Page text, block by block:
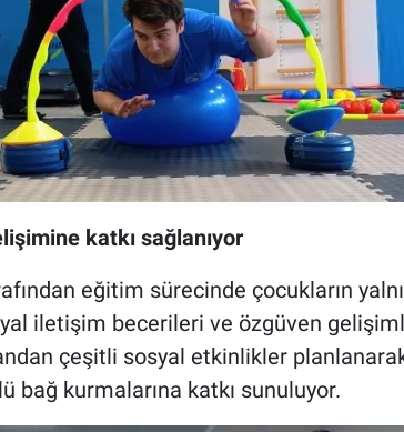
katkı sağlanıyor
eğitim sürecinde çocukların
iletişim becerileri ve özgüven
çeşitli sosyal etkinlikler
bağ kurmalarına katkı sunuluyor.